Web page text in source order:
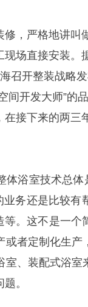
，严格地讲叫
场直接安装。
召开整装战略
间开发大师”的
接下来的两三
体浴室技术总
务还是比较有
。这不是一个
者定制化生
室、装配式浴
。